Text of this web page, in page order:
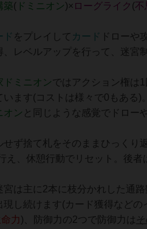
築( ドミニオン )× ローグライク (不
ド をプレイして カード ドローや
、レベルアップを行って、迷宮
ドミニオンではアクション権は1
います(コストは様々で0もある)。
オン と同じような感覚でドロー
ず捨て札をそのままひっくり返
え、休憩行動でリセット。後者
宮は主に2本に枝分かれした通
し続けます(カード獲得などの
力 )、防御力の2つで防御力は